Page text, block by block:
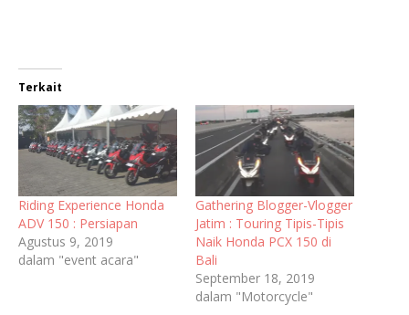
Terkait
Riding Experience Honda
ADV 150 : Persiapan
Agustus 9, 2019
dalam "event acara"
Gathering Blogger-Vlogger
Jatim : Touring Tipis-Tipis
Naik Honda PCX 150 di
Bali
September 18, 2019
dalam "Motorcycle"